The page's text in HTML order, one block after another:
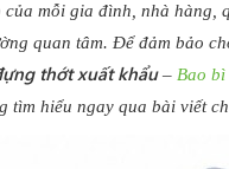
mỗi gia đình, nhà
quan tâm. Để đảm bảo
thớt xuất khẩu– Bao
tìm hiểu ngay qua bài viết